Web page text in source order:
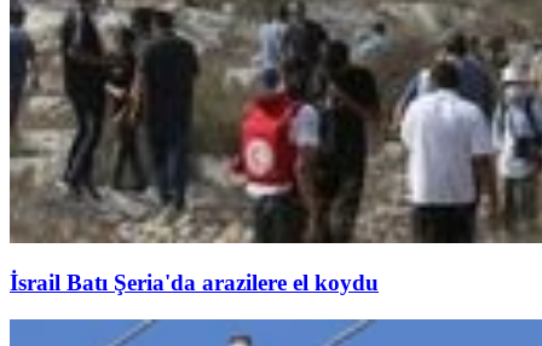
İsrail Batı Şeria'da arazilere el koydu